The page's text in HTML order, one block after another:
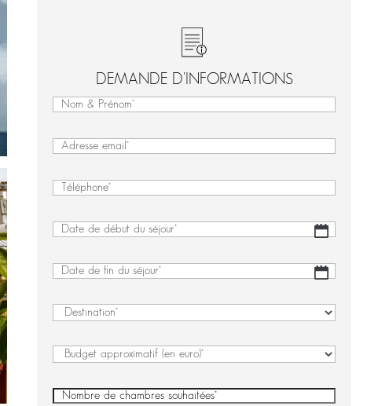
DEMANDE D'INFORMATIONS
Nom
Prénom(Nécessaire)
&
Prénom
début
du
MM
slash
fin
du
MM
slash
Budget
(en
Nombre